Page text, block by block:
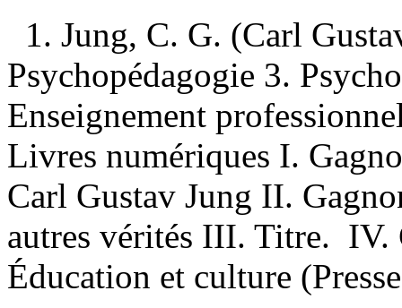
1. Jung, C. G. (Carl
Psychopédagogie 3.
Enseignement
Livres numériques I.
Carl Gustav Jung II.
autres vérités III. Titre.
Éducation et culture